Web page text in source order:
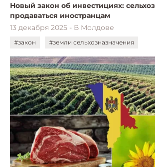
Новый закон об инвестициях:
продаваться иностранцам
13 декабря 2025 - В Молдове
#закон #земли сельхозназначения